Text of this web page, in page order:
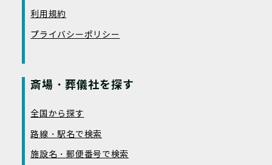
利用規約
プライバシーポリシー
斎場・葬儀社を探す
全国から探す
路線・駅名で検索
施設名・郵便番号で検索